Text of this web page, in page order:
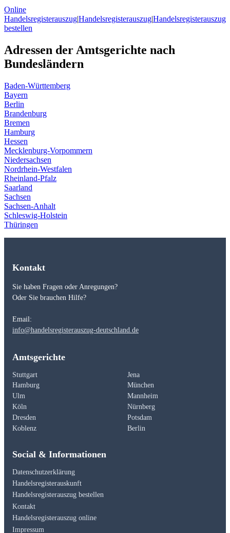
Online
Handelsregisterauszug|Handelsregisterauszug|Handelsregisterauszug
bestellen
Adressen der Amtsgerichte nach
Bundesländern
Baden-Württemberg
Bayern
Berlin
Brandenburg
Bremen
Hamburg
Hessen
Mecklenburg-Vorpommern
Niedersachsen
Nordrhein-Westfalen
Rheinland-Pfalz
Saarland
Sachsen
Sachsen-Anhalt
Schleswig-Holstein
Thüringen
Kontakt
Sie haben Fragen oder Anregungen?
Oder Sie brauchen Hilfe?
Email:
info@handelsregisterauszug-deutschland.de
Amtsgerichte
Stuttgart
Jena
Hamburg
München
Ulm
Mannheim
Köln
Nürnberg
Dresden
Potsdam
Koblenz
Berlin
Social & Informationen
Datenschutzerklärung
Handelsregisterauskunft
Handelsregisterauszug bestellen
Kontakt
Handelsregisterauszug online
Impressum